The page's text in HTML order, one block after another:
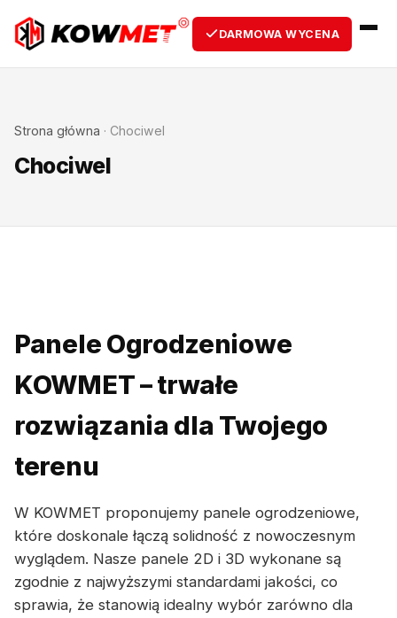
DARMOWA WYCENA
Strona główna · Chociwel
Chociwel
Panele Ogrodzeniowe
KOWMET – trwałe
rozwiązania dla Twojego
terenu
W KOWMET proponujemy panele ogrodzeniowe,
które doskonale łączą solidność z nowoczesnym
wyglądem. Nasze panele 2D i 3D wykonane są
zgodnie z najwyższymi standardami jakości, co
sprawia, że stanowią idealny wybór zarówno dla